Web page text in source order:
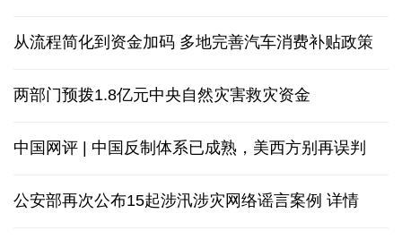
从流程简化到资金加码 多地完善汽车消费补贴政策
两部门预拨1.8亿元中央自然灾害救灾资金
中国网评 | 中国反制体系已成熟，美西方别再误判
公安部再次公布15起涉汛涉灾网络谣言案例 详情